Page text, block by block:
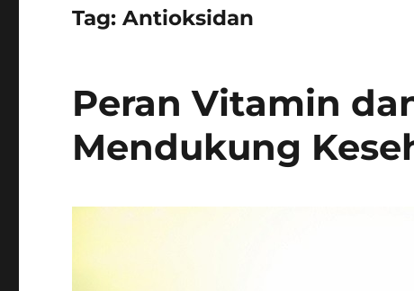
Tag:Antioksidan
Peran Vitamin
Mendukung